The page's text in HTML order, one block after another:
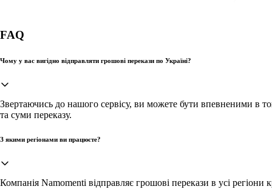
FAQ
Чому у вас вигідно відправляти грошові перекази по Україні?
Звертаючись до нашого сервісу, ви можете бути впевненими в
та суми переказу.
З якими регіонами ви працюєте?
Компанія Namomenti відправляє грошові перекази в усі